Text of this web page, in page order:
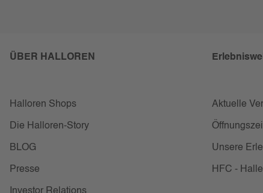
ÜBER HALLOREN
Halloren Shops
Die Halloren-Story
BLOG
Presse
Aktuelle
Unsere
HFC -